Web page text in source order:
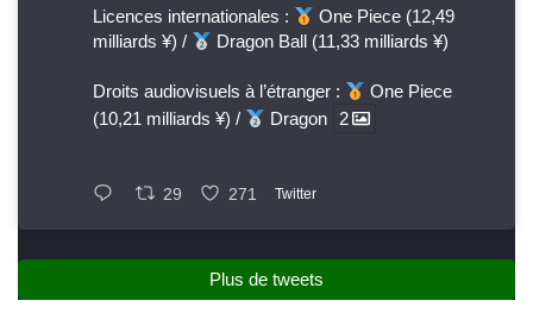
Licences internationales :
One Piece (12,49
milliards ¥) /
Dragon Ball (11,33 milliards ¥)
Droits audiovisuels à l’étranger :
One Piece
(10,21 milliards ¥) /
Dragon 2
29 271 Twitter
Plus de tweets